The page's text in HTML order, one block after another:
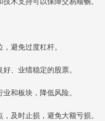
避免过度杠杆。
、业绩稳定的股票。
和板块，降低风险。
及时止损，避免大额亏损。